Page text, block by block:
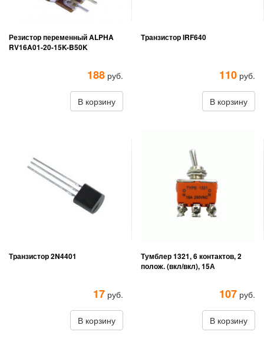
Резистор переменный ALPHA
RV16A01-20-15K-B50K
188 руб.
В корзину
Транзистор IRF640
110 руб.
В корзину
Транзистор 2N4401
17 руб.
В корзину
Тумблер 1321, 6 контактов, 2
полож. (вкл/вкл), 15А
107 руб.
В корзину